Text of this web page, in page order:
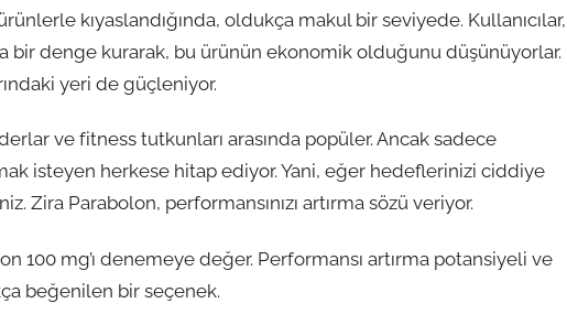
kıyaslandığında, oldukça makul bir seviyede. Kullanıcılar,
bir denge kurarak, bu ürünün ekonomik olduğunu düşünüyorlar.
yeri de güçleniyor.
ve fitness tutkunları arasında popüler. Ancak sadece
isteyen herkese hitap ediyor. Yani, eğer hedeflerinizi ciddiye
Zira Parabolon, performansınızı artırma sözü veriyor.
100 mg’ı denemeye değer. Performansı artırma potansiyeli ve
beğenilen bir seçenek.